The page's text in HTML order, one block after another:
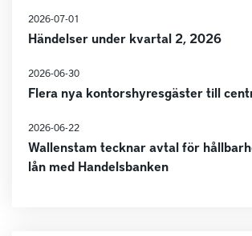
2026-07-01
Händelser under kvartal 2, 2026
2026-06-30
Flera nya kontorshyresgäster till
2026-06-22
Wallenstam tecknar avtal för
lån med Handelsbanken